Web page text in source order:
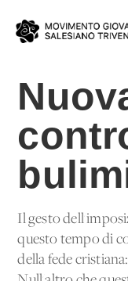
Il gesto
questo tempo di
della fede